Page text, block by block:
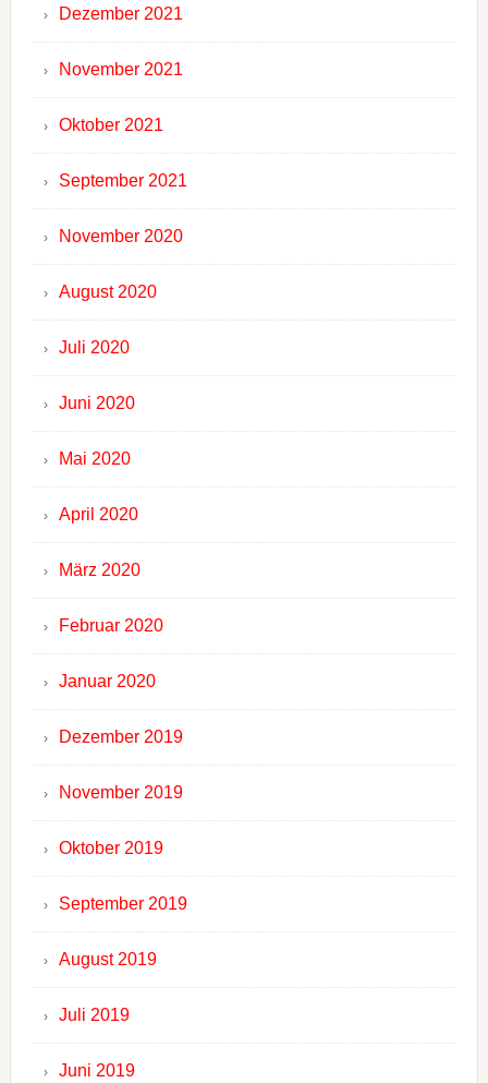
Dezember 2021
November 2021
Oktober 2021
September 2021
November 2020
August 2020
Juli 2020
Juni 2020
Mai 2020
April 2020
März 2020
Februar 2020
Januar 2020
Dezember 2019
November 2019
Oktober 2019
September 2019
August 2019
Juli 2019
Juni 2019